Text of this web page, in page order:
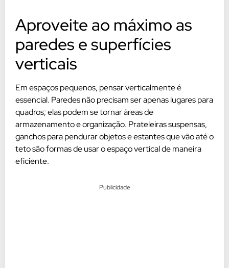
Aproveite ao máximo as
paredes e superfícies
verticais
Em espaços pequenos, pensar verticalmente é
essencial. Paredes não precisam ser apenas lugares para
quadros; elas podem se tornar áreas de
armazenamento e organização. Prateleiras suspensas,
ganchos para pendurar objetos e estantes que vão até o
teto são formas de usar o espaço vertical de maneira
eficiente.
Publicidade